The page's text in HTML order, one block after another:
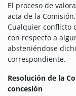
El proceso de
acta de la
Cualquier conflicto
con respecto a
absteniéndose
correspondiente.
Resolución de la
concesión